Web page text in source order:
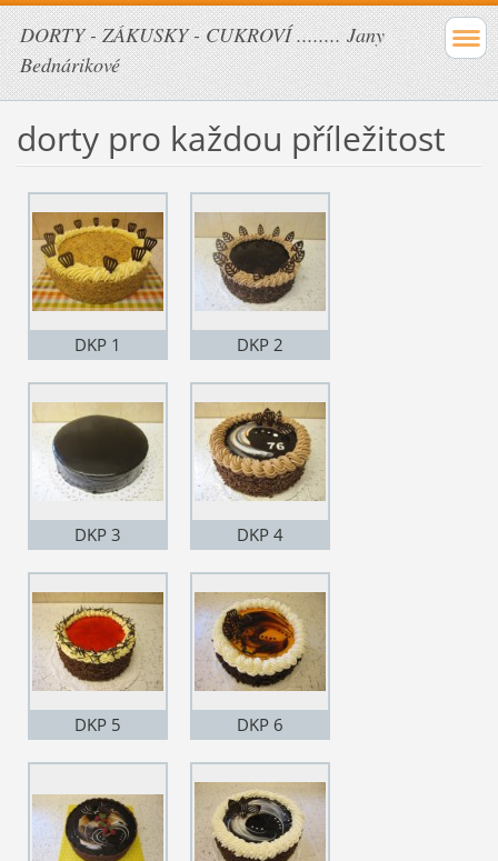
DORTY - ZÁKUSKY - CUKROVÍ ........ Jany
Bednárikové
dorty pro každou příležitost
DKP 1 DKP 2
DKP 3 DKP 4
DKP 5 DKP 6